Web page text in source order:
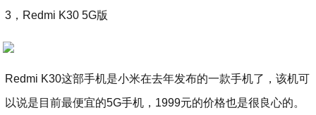
3，Redmi K30 5G版
Redmi K30这部手机是小米在去年发布的一款手机了，该机可
以说是目前最便宜的5G手机，1999元的价格也是很良心的。